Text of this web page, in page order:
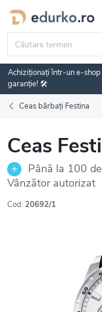
Treci
conținut
Achiziționați într-un e-
garanție! 🛠️
Ceas bărbați Festina
Ceas
Până la 100
Vânzător autorizat
Cod: 20692/1